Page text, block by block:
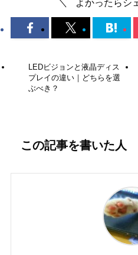
LEDビジョンと液晶ディス
プレイの違い｜どちらを選
ぶべき？
この記事を書いた人